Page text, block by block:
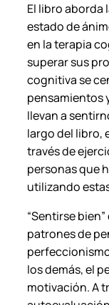
a
n
t
i
d
a
d
El libro aborda
estado de
en la terapia
superar sus
cognitiva se
pensamientos
llevan a
largo del libro,
través de
personas que
utilizando
“Sentirse
patrones de
los demás, el
motivación. A